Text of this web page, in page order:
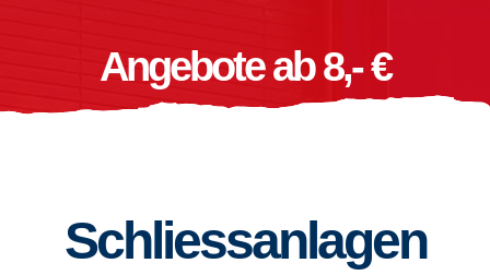
Angebote ab 8,- €
Schliessanlagen